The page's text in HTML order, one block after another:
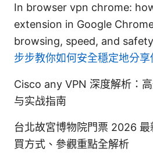
In browser vpn chrome:
extension in Google
browsing, speed, and safety
步步教你如何安全穩定地分享
Cisco any VPN 深度解析：
与实战指南
台北故宮博物院門票 2026
買方式、參觀重點全解析